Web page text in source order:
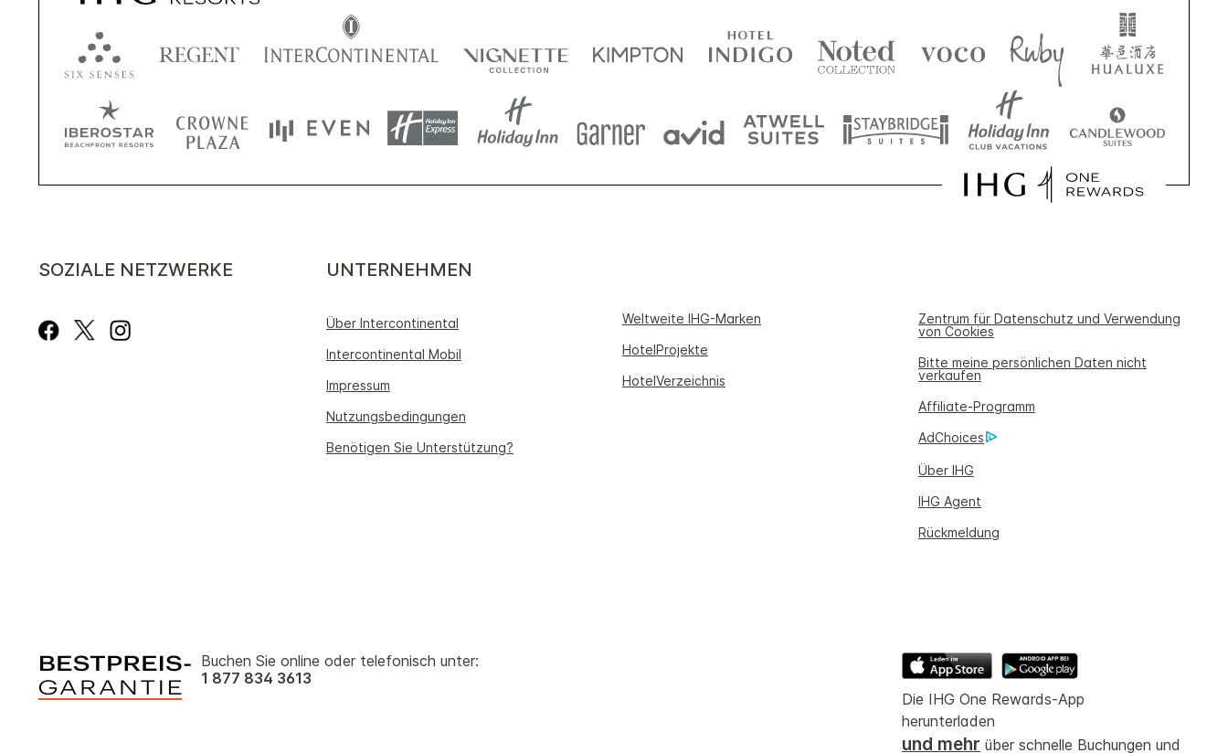
SOZIALE NETZWERKE UNTERNEHMEN
Über Intercontinental
Intercontinental Mobil
Impressum
Nutzungsbedingungen
Benötigen Sie Unterstützung?
Weltweite IHG-Marken
HotelProjekte
HotelVerzeichnis
Zentrum für Datenschutz und Verwendung
von Cookies
Bitte meine persönlichen Daten nicht
verkaufen
Affiliate-Programm
AdChoices
Über IHG
IHG Agent
Rückmeldung
Buchen Sie online oder telefonisch unter:
1 877 834 3613
Die IHG One Rewards-App
herunterladen
und mehr über schnelle Buchungen und